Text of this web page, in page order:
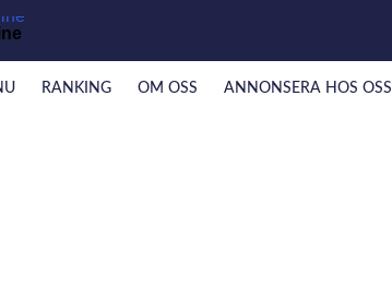
RANKING OM OSS ANNONSERA HOS OSS